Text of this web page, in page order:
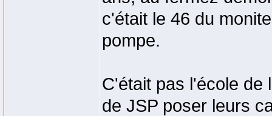
c'était le 46 du
pompe.
C'était pas l'école de
de JSP poser leurs